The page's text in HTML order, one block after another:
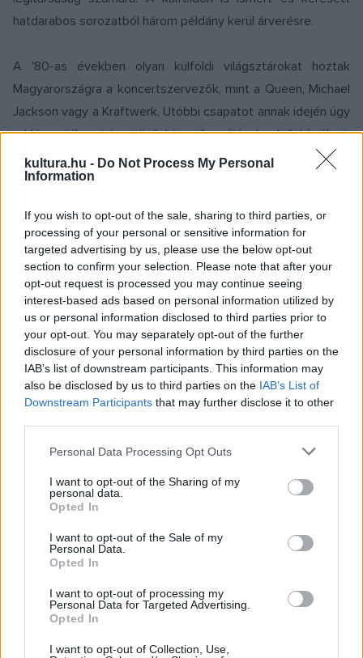
kultura.hu - Do Not Process My Personal
Information
If you wish to opt-out of the sale, sharing to third parties, or
processing of your personal or sensitive information for
targeted advertising by us, please use the below opt-out
section to confirm your selection. Please note that after your
opt-out request is processed you may continue seeing
interest-based ads based on personal information utilized by
us or personal information disclosed to third parties prior to
your opt-out. You may separately opt-out of the further
disclosure of your personal information by third parties on the
IAB’s list of downstream participants. This information may
also be disclosed by us to third parties on the IAB’s List of
Downstream Participants that may further disclose it to other
Please note that this website/app uses one or more Google
not limited to your visit or usage behaviour. You may click to
grant or deny consent to Google and its third-party tags to
use your data for below specified purposes in below Google
consent section.
Personal Data Processing Opt Outs
I want to opt-out of the Sharing of my
personal data.
Opted In
I want to opt-out of the Sale of my
Personal Data.
Opted In
I want to opt-out of processing my
Personal Data for Targeted Advertising.
Opted In
I want to opt-out of Collection, Use,
hatdarabos sorozatból három példány kerül árverésre.
A '80-as években olyan külföldi világsztárokat hoztak
Magyarországra a koncertszervezők, mint a Queen, Michael
Jackson vagy a Kraftwerk. Utóbbi csapatot annak idején úgy
reklámozták, mint a jövő könnyűzenéjének első hírnökeit.
Mayer Gyula plakátja is ezt az akkoriban szokatlan és
futurisztikus színpadi koncepciót ragadja meg.
A '80-as évek Magyarországának közhangulatát hitelesen
skiccelik fel az olyan magyar filmek és plakátjaik, mint
Gothár Pétertől azAjándék ez a nap, a lakhatási válságot
más megközelítésből bemutató Panelsztori, vagy éppen az
Egészséges erotika. Ezekre az élményekre licitált rá Xantus
JánosRocktérítő je egy olyan felszín alatti, párhuzamos
világról hitelesen tudósítva, amelyről a magyarok
többségének fogalma sem volt. A rendkívül ritka plakáthoz
kapcsolódó személyek – Pajor Tamás, a főszereplő, Xantus
János, a rendező és Méhes László (ZUZU), a plakát grafikusa
– ennek a szubkultúrának az emblematikus alakjai.
A zenei plakátokon belül külön frakciót kaptak a jazzhez
Nina Simone-nak a '60-as évek végén kiadott óriási méretű
promóciós plakátja valódi ritkaság, de akinek Ella Fitzgerald
jön be jobban, az az énekesnő 1970-es budapesti
fellépésének két eredeti vintage fotójára tehet szert. Louis